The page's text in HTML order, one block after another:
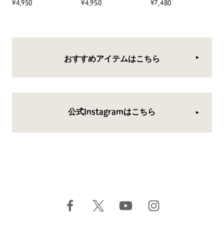
¥4,950
¥4,950
¥7,480
おすすめアイテムはこちら
公式Instagramはこちら